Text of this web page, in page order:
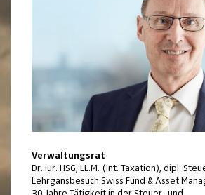
Verwaltungsrat
Dr. iur. HSG, LL.M. (Int. Taxation), dipl.
Lehrgansbesuch Swiss Fund & Asset
30 Jahre Tätigkeit in der Steuer- und